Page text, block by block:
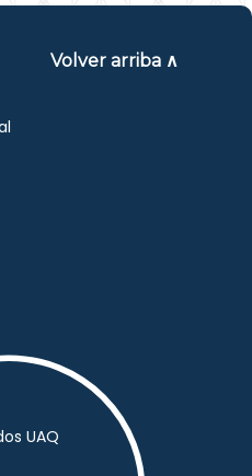
Volver arriba ∧
UAQ